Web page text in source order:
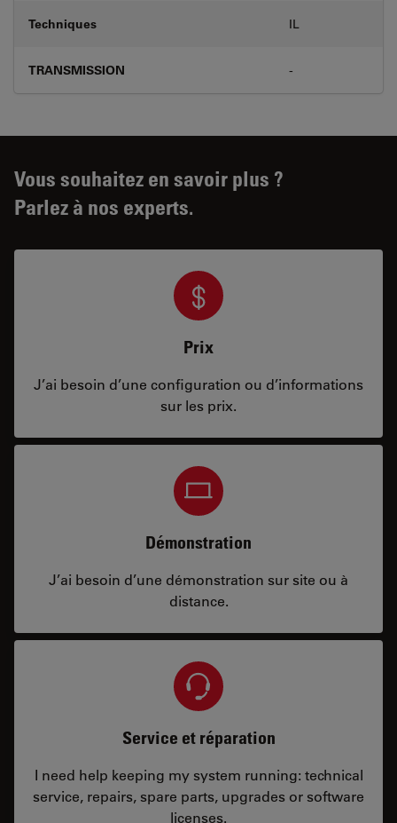
Techniques IL
TRANSMISSION -
Vous souhaitez en savoir plus ?
Parlez à nos experts.
Prix
J’ai besoin d’une configuration ou d’informations
sur les prix.
Démonstration
J’ai besoin d’une démonstration sur site ou à
distance.
Service et réparation
I need help keeping my system running: technical
service, repairs, spare parts, upgrades or software
licenses.